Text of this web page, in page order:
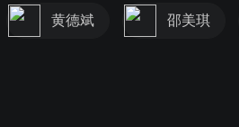
黄德斌 邵美琪